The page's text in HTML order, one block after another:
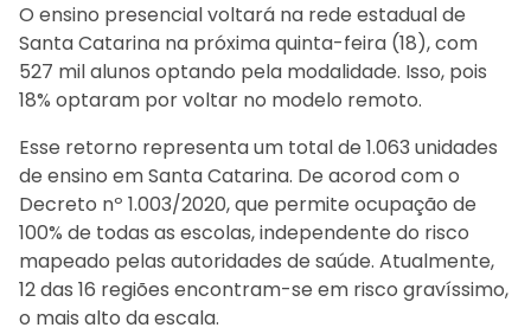
O ensino presencial voltará na rede estadual de
Santa Catarina na próxima quinta-feira (18), com
527 mil alunos optando pela modalidade. Isso, pois
18% optaram por voltar no modelo remoto.
Esse retorno representa um total de 1.063 unidades
de ensino em Santa Catarina. De acorod com o
Decreto nº 1.003/2020, que permite ocupação de
100% de todas as escolas, independente do risco
mapeado pelas autoridades de saúde. Atualmente,
12 das 16 regiões encontram-se em risco gravíssimo,
o mais alto da escala.